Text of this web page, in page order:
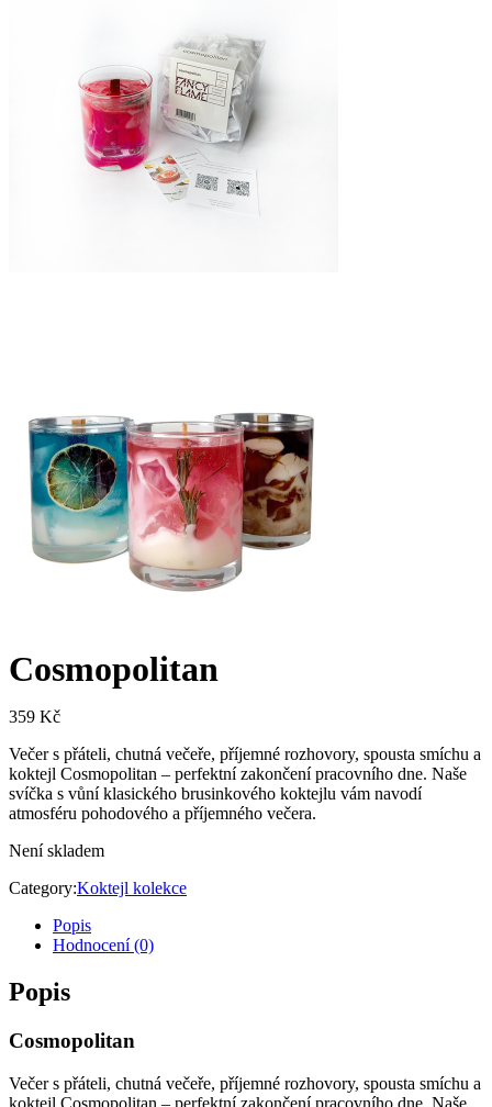
Cosmopolitan
359 Kč
Večer s přáteli, chutná večeře, příjemné rozhovory, spousta smíchu a
koktejl Cosmopolitan – perfektní zakončení pracovního dne. Naše
svíčka s vůní klasického brusinkového koktejlu vám navodí
atmosféru pohodového a příjemného večera.
Není skladem
Category:Koktejl kolekce
Popis
Hodnocení (0)
Popis
Cosmopolitan
Večer s přáteli, chutná večeře, příjemné rozhovory, spousta smíchu a
koktejl Cosmopolitan – perfektní zakončení pracovního dne. Naše